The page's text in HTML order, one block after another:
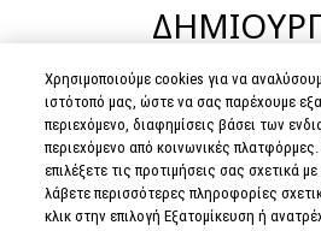
ΤΑ
Χρειάζεσαι ένα kissproof
πρώτο σου ραντεβού... ή ένα
Έλα στο κατάστημα για
Χρησιμοποιούμε cookies για να
ιστότοπό μας, ώστε να σας παρέχουμε
περιεχόμενο, διαφημίσεις βάσει των
περιεχόμενο από κοινωνικές
επιλέξετε τις προτιμήσεις σας σχετικά
λάβετε περισσότερες πληροφορίες
κλικ στην επιλογή Εξατομίκευση ή